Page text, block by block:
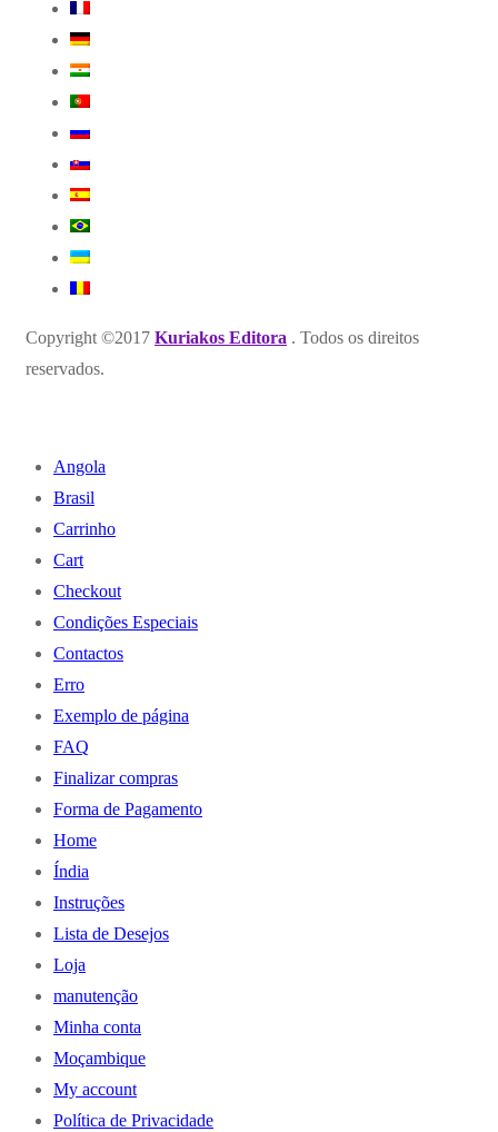
Copyright ©2017 Kuriakos Editora . Todos os direitos
reservados.
Angola
Brasil
Carrinho
Cart
Checkout
Condições Especiais
Contactos
Erro
Exemplo de página
FAQ
Finalizar compras
Forma de Pagamento
Home
Índia
Instruções
Lista de Desejos
Loja
manutenção
Minha conta
Moçambique
My account
Política de Privacidade